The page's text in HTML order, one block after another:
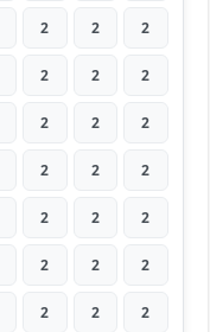
2 2 2
2 2 2
2 2 2
2 2 2
2 2 2
2 2 2
2 2 2